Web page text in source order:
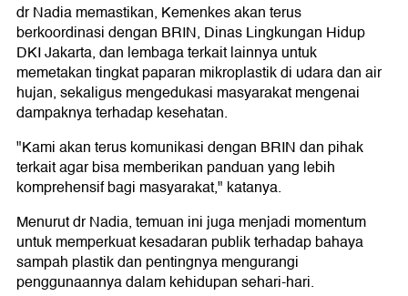
dr Nadia memastikan, Kemenkes akan terus
berkoordinasi dengan BRIN, Dinas Lingkungan Hidup
DKI Jakarta, dan lembaga terkait lainnya untuk
memetakan tingkat paparan mikroplastik di udara dan air
hujan, sekaligus mengedukasi masyarakat mengenai
dampaknya terhadap kesehatan.
"Kami akan terus komunikasi dengan BRIN dan pihak
terkait agar bisa memberikan panduan yang lebih
komprehensif bagi masyarakat," katanya.
Menurut dr Nadia, temuan ini juga menjadi momentum
untuk memperkuat kesadaran publik terhadap bahaya
sampah plastik dan pentingnya mengurangi
penggunaannya dalam kehidupan sehari-hari.